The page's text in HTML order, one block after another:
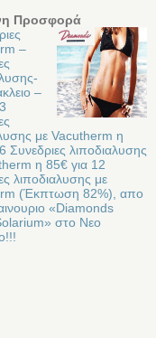
Προσφορά
–
–
με Vacutherm η
Συνεδριες λιποδιαλυσης
η 85€ για 12
λιποδιαλυσης με
(Έκπτωση 82%), απο
«Diamonds
στο Νεο